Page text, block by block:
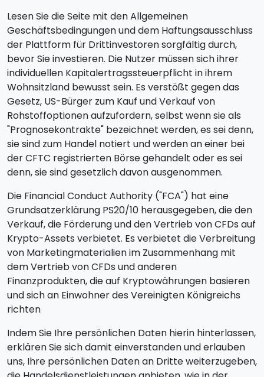
Lesen Sie die Seite mit den Allgemeinen
Geschäftsbedingungen und dem Haftungsausschluss
der Plattform für Drittinvestoren sorgfältig durch,
bevor Sie investieren. Die Nutzer müssen sich ihrer
individuellen Kapitalertragssteuerpflicht in ihrem
Wohnsitzland bewusst sein. Es verstößt gegen das
Gesetz, US-Bürger zum Kauf und Verkauf von
Rohstoffoptionen aufzufordern, selbst wenn sie als
"Prognosekontrakte" bezeichnet werden, es sei denn,
sie sind zum Handel notiert und werden an einer bei
der CFTC registrierten Börse gehandelt oder es sei
denn, sie sind gesetzlich davon ausgenommen.
Die Financial Conduct Authority ("FCA") hat eine
Grundsatzerklärung PS20/10 herausgegeben, die den
Verkauf, die Förderung und den Vertrieb von CFDs auf
Krypto-Assets verbietet. Es verbietet die Verbreitung
von Marketingmaterialien im Zusammenhang mit
dem Vertrieb von CFDs und anderen
Finanzprodukten, die auf Kryptowährungen basieren
und sich an Einwohner des Vereinigten Königreichs
richten
Indem Sie Ihre persönlichen Daten hierin hinterlassen,
erklären Sie sich damit einverstanden und erlauben
uns, Ihre persönlichen Daten an Dritte weiterzugeben,